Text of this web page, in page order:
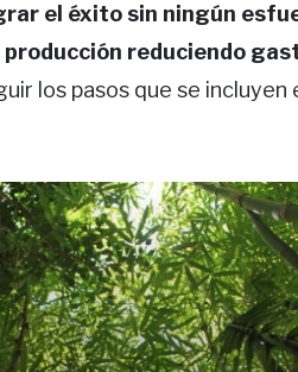
el éxito sin ningún
reduciendo
los pasos que se incluyen